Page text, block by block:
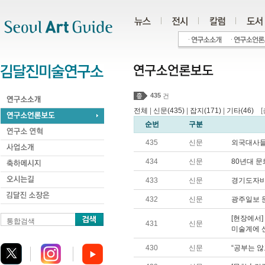
통합검색
435 건
전체 신문(435) 잡지(171) 기타(46) [
순번
구분
435 신문 외국대사
434 신문 80년대 문
433 신문 경기도자
432 신문 광주일보
431 신문
[현장에서
미술계에
430 신문 “공부는